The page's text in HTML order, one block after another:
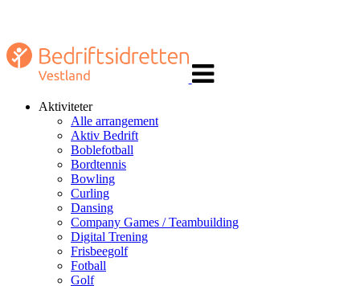
navigasjon
Aktiviteter
Alle arrangement
Aktiv Bedrift
Boblefotball
Bordtennis
Bowling
Curling
Dansing
Company Games / Teambuilding
Digital Trening
Frisbeegolf
Fotball
Golf